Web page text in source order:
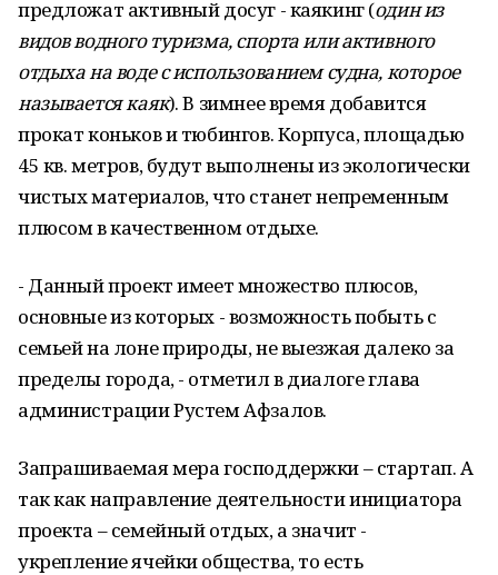
предложат активный досуг - каякинг (один из
видов водного туризма, спорта или активного
отдыха на воде с использованием судна, которое
называется каяк). В зимнее время добавится
прокат коньков и тюбингов. Корпуса, площадью
45 кв. метров, будут выполнены из экологически
чистых материалов, что станет непременным
плюсом в качественном отдыхе.
- Данный проект имеет множество плюсов,
основные из которых - возможность побыть с
семьей на лоне природы, не выезжая далеко за
пределы города, - отметил в диалоге глава
администрации Рустем Афзалов.
Запрашиваемая мера господдержки – стартап. А
так как направление деятельности инициатора
проекта – семейный отдых, а значит -
укрепление ячейки общества, то есть